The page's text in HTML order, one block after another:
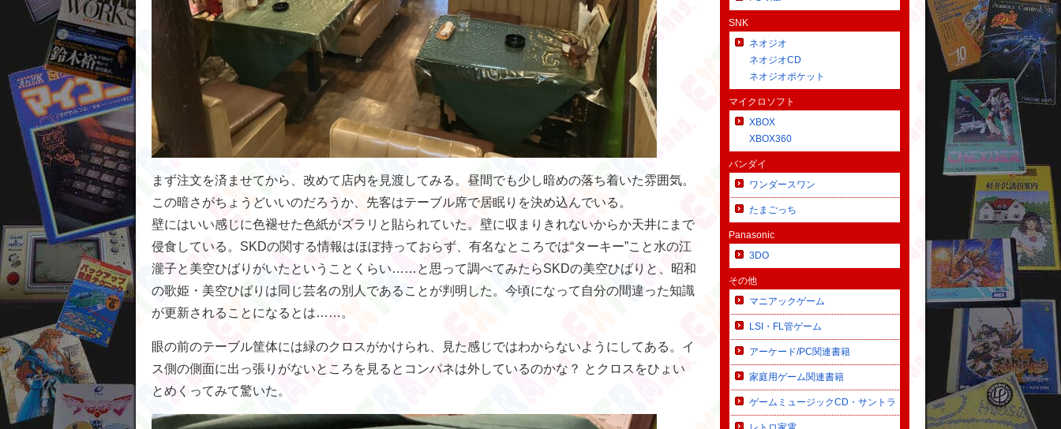
まず注文を済ませてから、改めて店内を見渡してみる。昼間でも少し暗めの落ち着いた雰囲気。
この暗さがちょうどいいのだろうか、先客はテーブル席で居眠りを決め込んでいる。
壁にはいい感じに色褪せた色紙がズラリと貼られていた。壁に収まりきれないからか天井にまで
侵食している。SKDの関する情報はほぼ持っておらず、有名なところでは“ターキー”こと水の江
瀧子と美空ひばりがいたということくらい……と思って調べてみたらSKDの美空ひばりと、昭和
の歌姫・美空ひばりは同じ芸名の別人であることが判明した。今頃になって自分の間違った知識
が更新されることになるとは……。
眼の前のテーブル筐体には緑のクロスがかけられ、見た感じではわからないようにしてある。イ
ス側の側面に出っ張りがないところを見るとコンパネは外しているのかな？ とクロスをひょい
とめくってみて驚いた。
SNK
ネオジオ
ネオジオCD
ネオジオポケット
マイクロソフト
XBOX
XBOX360
バンダイ
ワンダースワン
たまごっち
Panasonic
3DO
その他
マニアックゲーム
LSI・FL管ゲーム
アーケード/PC関連書籍
家庭用ゲーム関連書籍
ゲームミュージックCD・サントラ